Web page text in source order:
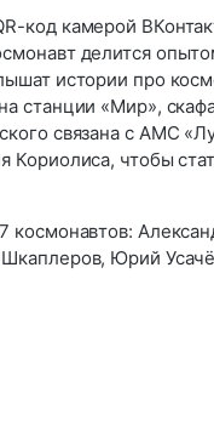
код камерой
делится
истории про
станции «Мир»,
связана с АМС
Кориолиса, чтобы
космонавтов:
Юрий